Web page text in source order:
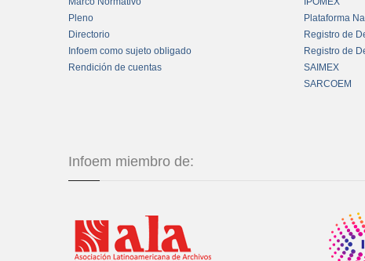
Pleno
Directorio
Infoem como sujeto obligado
Rendición de cuentas
Plataforma
Registro de
Registro de
SAIMEX
SARCOEM
Infoem miembro de: